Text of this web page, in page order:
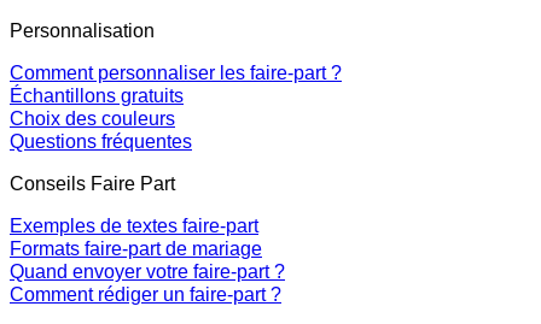
Personnalisation
Comment personnaliser les faire-part ?
Échantillons gratuits
Choix des couleurs
Questions fréquentes
Conseils Faire Part
Exemples de textes faire-part
Formats faire-part de mariage
Quand envoyer votre faire-part ?
Comment rédiger un faire-part ?